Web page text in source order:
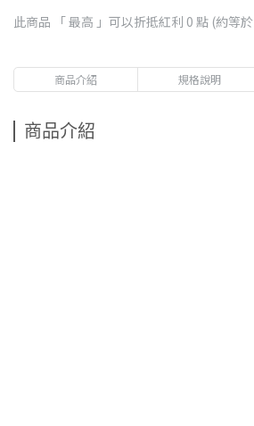
此商品 「 最高 」可以折抵紅利 0 點 (約等於
商品介紹 規格說明
商品介紹